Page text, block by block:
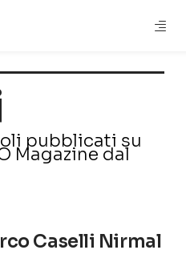
pubblicati su
Magazine dal
Caselli Nirmal